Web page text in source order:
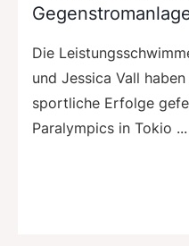
Die
und Jessica Vall
sportliche Erfolge
Paralympics in Tokio ...